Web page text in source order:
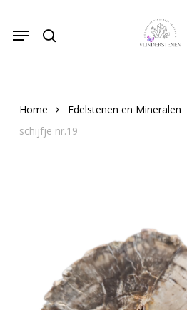
main
Menu
Home Edelstenen en Mineralen
schijfje nr.19